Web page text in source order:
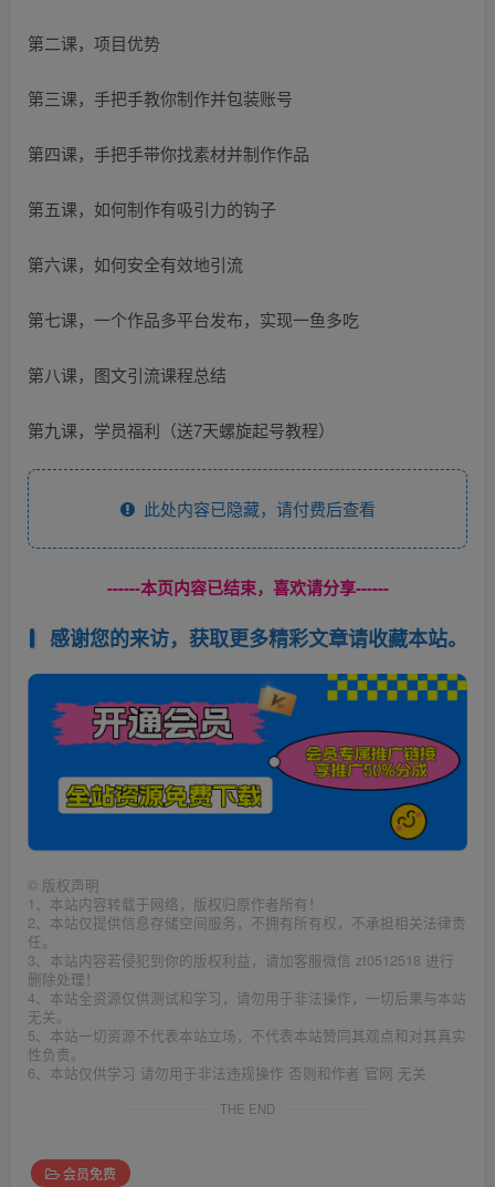
第二课，项目优势
第三课，手把手教你制作并包装账号
第四课，手把手带你找素材并制作作品
第五课，如何制作有吸引力的钩子
第六课，如何安全有效地引流
第七课，一个作品多平台发布，实现一鱼多吃
第八课，图文引流课程总结
第九课，学员福利（送7天螺旋起号教程）
此处内容已隐藏，请付费后查看
------本页内容已结束，喜欢请分享------
感谢您的来访，获取更多精彩文章请收藏本站。
© 版权声明
1、本站内容转载于网络，版权归原作者所有！
2、本站仅提供信息存储空间服务，不拥有所有权，不承担相关法律责
任。
3、本站内容若侵犯到你的版权利益，请加客服微信 zt0512518 进行
删除处理！
4、本站全资源仅供测试和学习，请勿用于非法操作，一切后果与本站
无关。
5、本站一切资源不代表本站立场，不代表本站赞同其观点和对其真实
性负责。
6、本站仅供学习 请勿用于非法违规操作 否则和作者 官网 无关
THE END
会员免费